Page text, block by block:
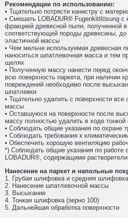
Рекомендации по использованию:
• Тщательно потрясти канистру с
• Смешать LOBADUR® Fugenkittlösung с
фракцией древесной пыли, полученной
соответствующей породы древесины, до
эластичной массы
• Чем мельче используемая древесная
наноситься шпатлевочная масса и тем
щелях
• Полученную массу нанести перед
всю поверхность паркета, при наличии
повреждений необходимо после
шпатлевки
• Тщательно удалить с поверхности все
массы
• Оставшуюся на поверхности после
массу полностью удалить в ходе
• Соблюдать общие указания по охране
• Соблюдать требования к
• Обеспечить хорошую вентиляцию
*) Соблюдать общие указания по работе
LOBADUR®, содержащими растворители
Нанесение на паркет и напольные
1. Грубая шлифовка и средняя
2. Нанесение шпатлевочной массы
3. Высыхание
4. Тонкая шлифовка (зерно 100)
5. Дальнейшая обработка поверхности